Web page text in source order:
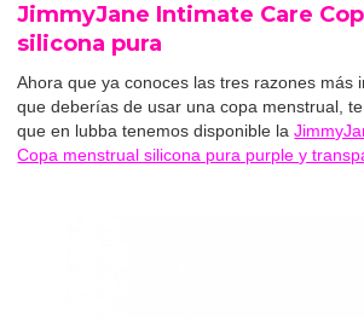
JimmyJane Intimate Care
silicona pura
Ahora que ya conoces las tres razones más
que deberías de usar una copa menstrual,
que en lubba tenemos disponible la
Copa menstrual silicona pura purple y